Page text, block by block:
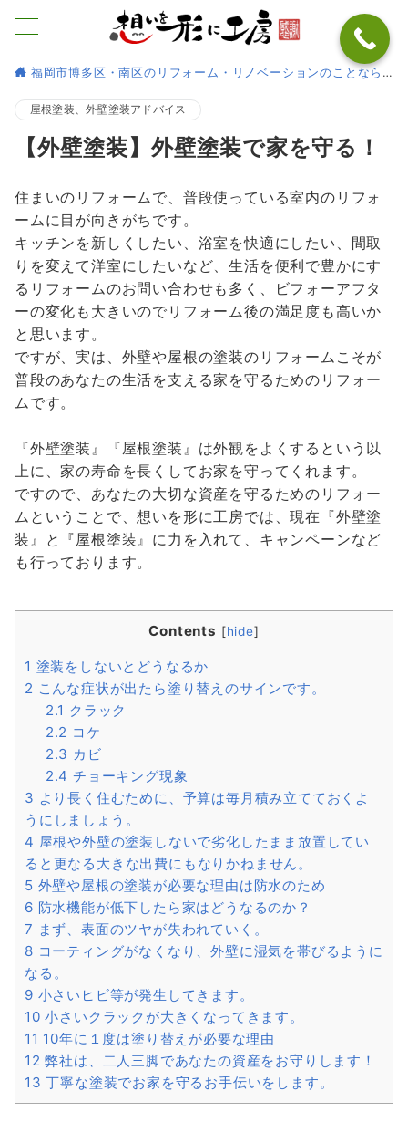
福岡市博多区・南区のリフォーム・リノベーションのことなら
屋根塗装、外壁塗装アドバイス
【外壁塗装】外壁塗装で家を守る！
住まいのリフォームで、普段使っている室内のリフォ
ームに目が向きがちです。
キッチンを新しくしたい、浴室を快適にしたい、間取
りを変えて洋室にしたいなど、生活を便利で豊かにす
るリフォームのお問い合わせも多く、ビフォーアフタ
ーの変化も大きいのでリフォーム後の満足度も高いか
と思います。
ですが、実は、外壁や屋根の塗装のリフォームこそが
普段のあなたの生活を支える家を守るためのリフォー
ムです。
『外壁塗装』『屋根塗装』は外観をよくするという以
上に、家の寿命を長くしてお家を守ってくれます。
ですので、あなたの大切な資産を守るためのリフォー
ムということで、想いを形に工房では、現在『外壁塗
装』と『屋根塗装』に力を入れて、キャンペーンなど
も行っております。
Contents [hide]
1 塗装をしないとどうなるか
2 こんな症状が出たら塗り替えのサインです。
2.1 クラック
2.2 コケ
2.3 カビ
2.4 チョーキング現象
3 より長く住むために、予算は毎月積み立てておくよ
うにしましょう。
4 屋根や外壁の塗装しないで劣化したまま放置してい
ると更なる大きな出費にもなりかねません。
5 外壁や屋根の塗装が必要な理由は防水のため
6 防水機能が低下したら家はどうなるのか？
7 まず、表面のツヤが失われていく。
8 コーティングがなくなり、外壁に湿気を帯びるように
なる。
9 小さいヒビ等が発生してきます。
10 小さいクラックが大きくなってきます。
11 10年に１度は塗り替えが必要な理由
12 弊社は、二人三脚であなたの資産をお守りします！
13 丁寧な塗装でお家を守るお手伝いをします。